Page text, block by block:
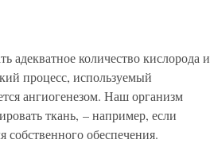
адекватное количество кислорода и
процесс, используемый
ангиогенезом. Наш организм
ткань, – например, если
собственного обеспечения.